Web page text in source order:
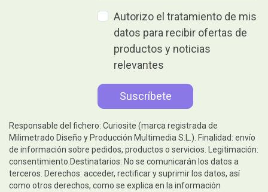
Autorizo el tratamiento de mis
datos para recibir ofertas de
productos y noticias
relevantes
Responsable del fichero: Curiosite (marca registrada de
Milimetrado Diseño y Producción Multimedia S.L.). Finalidad: envío
de información sobre pedidos, productos o servicios. Legitimación:
consentimiento.Destinatarios: No se comunicarán los datos a
terceros. Derechos: acceder, rectificar y suprimir los datos, así
como otros derechos, como se explica en la información